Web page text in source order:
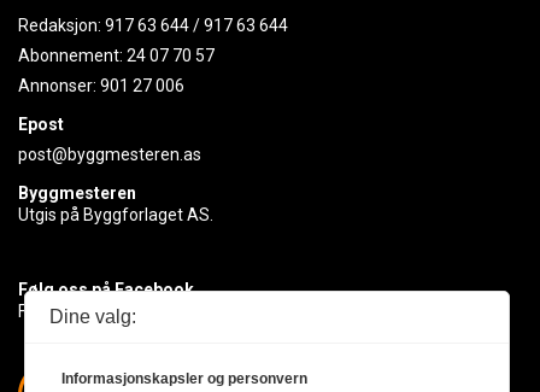
Redaksjon: 917 63 644/917 63 644
Abonnement: 24 07 70 57
Annonser: 901 27 006
Epost
post@byggmesteren.as
Byggmesteren
Utgis på Byggforlaget AS.
Følg oss på Facebook
Få med deg det siste innen byggebransjen
Dine valg:
Informasjonskapsler og personvern